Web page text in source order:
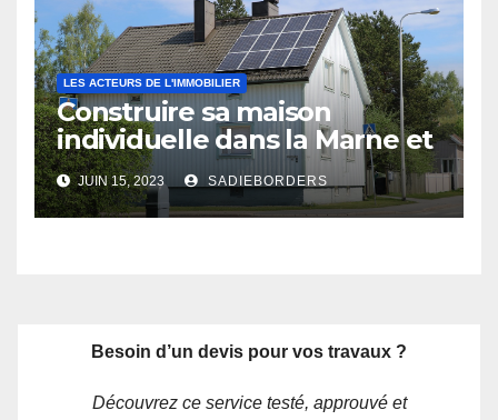
LES ACTEURS DE L'IMMOBILIER
Construire sa maison
individuelle dans la Marne et
les Ardennes : les avantages
d’un constructeur local
JUIN 15, 2023 SADIEBORDERS
Besoin d’un devis pour vos travaux ?
Découvrez ce service testé, approuvé et